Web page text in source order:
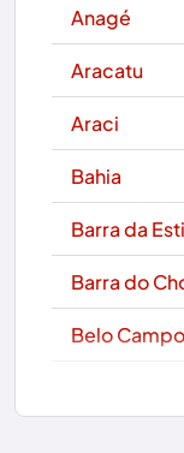
Anagé
Aracatu
Araci
Bahia
Barra da
Barra do
Belo Campo